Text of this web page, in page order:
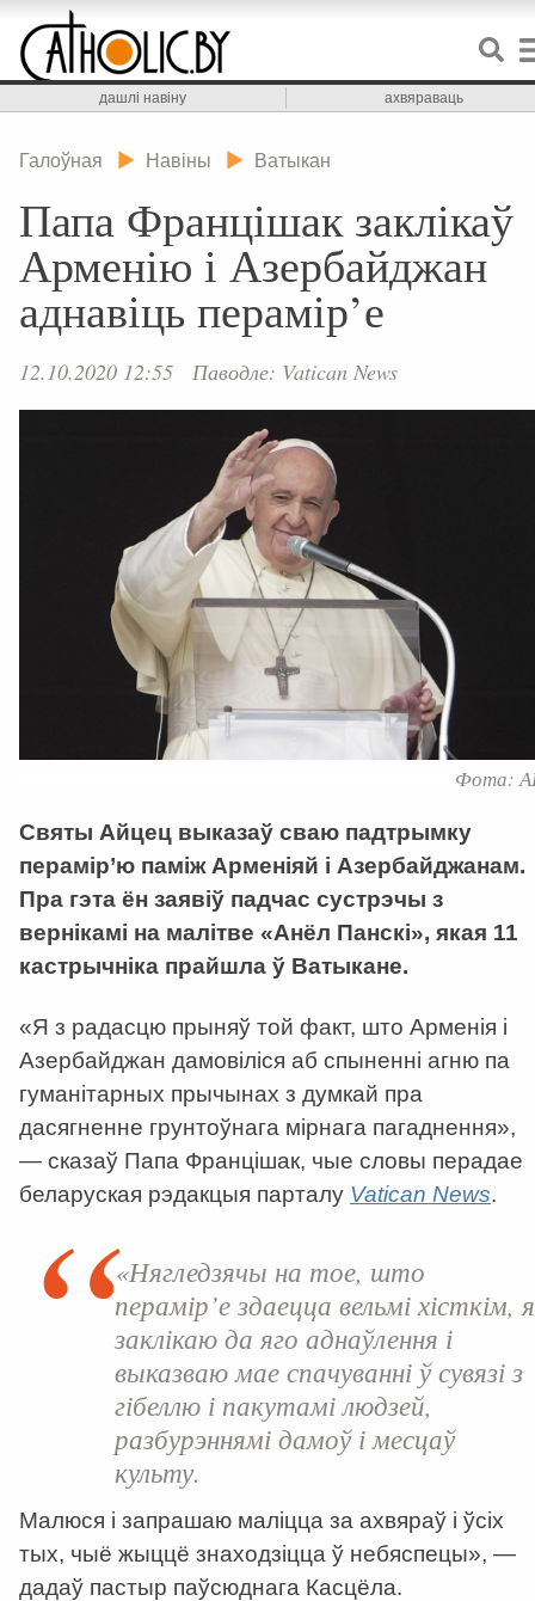
дашлі навіну ахвяраваць
Галоўная Навіны Ватыкан
Папа Францішак заклікаў
Арменію і Азербайджан
аднавіць перамір’е
12.10.2020 12:55 Паводле: Vatican News
Фота:
Святы Айцец выказаў сваю падтрымку
перамір’ю паміж Арменіяй і Азербайджанам.
Пра гэта ён заявіў падчас сустрэчы з
вернікамі на малітве «Анёл Панскі», якая 11
кастрычніка прайшла ў Ватыкане.
«Я з радасцю прыняў той факт, што Арменія і
Азербайджан дамовіліся аб спыненні агню па
гуманітарных прычынах з думкай пра
дасягненне грунтоўнага мірнага пагаднення»,
— сказаў Папа Францішак, чые словы перадае
беларуская рэдакцыя парталу Vatican News.
«Нягледзячы на тое, што
перамір’е здаецца вельмі хісткім, я
заклікаю да яго аднаўлення і
выказваю мае спачуванні ў сувязі з
гібеллю і пакутамі людзей,
разбурэннямі дамоў і месцаў
культу.
Малюся і запрашаю маліцца за ахвяраў і ўсіх
тых, чыё жыццё знаходзіцца ў небяспецы», —
дадаў пастыр паўсюднага Касцёла.